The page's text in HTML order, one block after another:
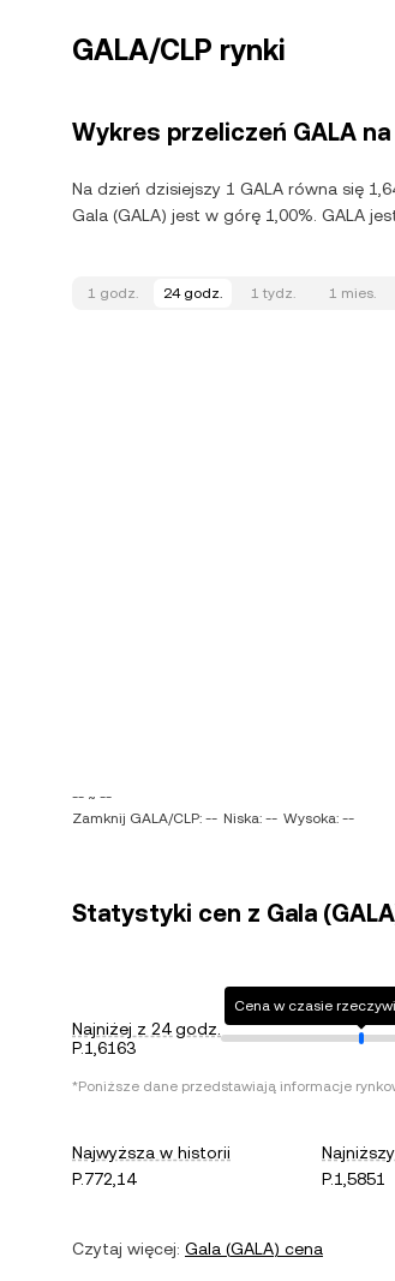
GALA/CLP rynki
Wykres przeliczeń GALA na
Na dzień dzisiejszy 1 GALA równa się
Gala (GALA) jest w górę 1,00%. GALA
1 godz. 24 godz. 1 tydz. 1 mies.
-- ~ --
Zamknij GALA/CLP: -- Niska: -- Wysoka: --
Statystyki cen z Gala
Najniżej z 24 godz.
P.1,6163
Cena w czasie
*Poniższe dane przedstawiają informacje
Najwyższa w historii
P.772,14
P.1,5851
Czytaj więcej: Gala (GALA) cena